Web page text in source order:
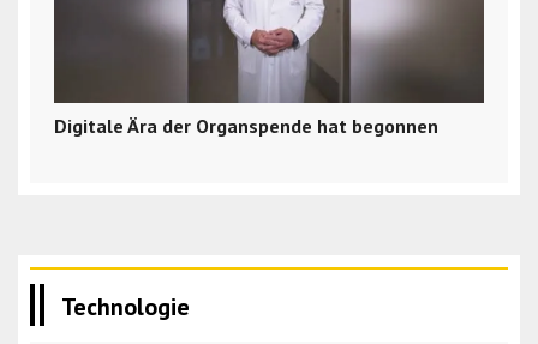
Digitale Ära der Organspende hat begonnen
Technologie